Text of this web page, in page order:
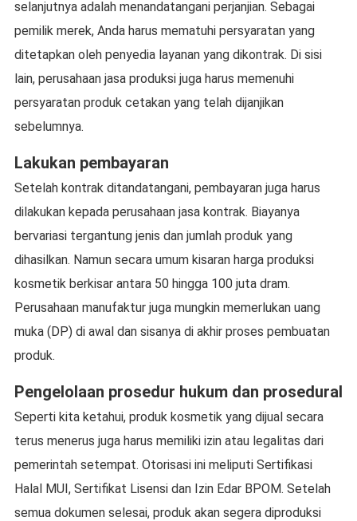
selanjutnya adalah menandatangani perjanjian. Sebagai
pemilik merek, Anda harus mematuhi persyaratan yang
ditetapkan oleh penyedia layanan yang dikontrak. Di sisi
lain, perusahaan jasa produksi juga harus memenuhi
persyaratan produk cetakan yang telah dijanjikan
sebelumnya.
Lakukan pembayaran
Setelah kontrak ditandatangani, pembayaran juga harus
dilakukan kepada perusahaan jasa kontrak. Biayanya
bervariasi tergantung jenis dan jumlah produk yang
dihasilkan. Namun secara umum kisaran harga produksi
kosmetik berkisar antara 50 hingga 100 juta dram.
Perusahaan manufaktur juga mungkin memerlukan uang
muka (DP) di awal dan sisanya di akhir proses pembuatan
produk.
Pengelolaan prosedur hukum dan prosedural
Seperti kita ketahui, produk kosmetik yang dijual secara
terus menerus juga harus memiliki izin atau legalitas dari
pemerintah setempat. Otorisasi ini meliputi Sertifikasi
Halal MUI, Sertifikat Lisensi dan Izin Edar BPOM. Setelah
semua dokumen selesai, produk akan segera diproduksi